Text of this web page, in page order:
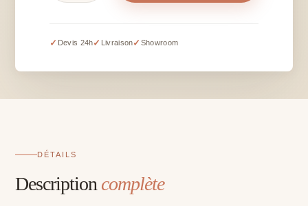
en
transparent
✓ Devis 24h✓ Livraison✓ Showroom
DÉTAILS
Descriptioncomplète